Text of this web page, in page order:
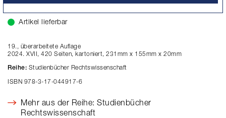
Artikel lieferbar
19., überarbeitete Auflage
2024. XVII, 420 Seiten, kartoniert, 231mm x 155mm x 20mm
Reihe: Studienbücher Rechtswissenschaft
ISBN 978-3-17-044917-6
Mehr aus der Reihe: Studienbücher
Rechtswissenschaft